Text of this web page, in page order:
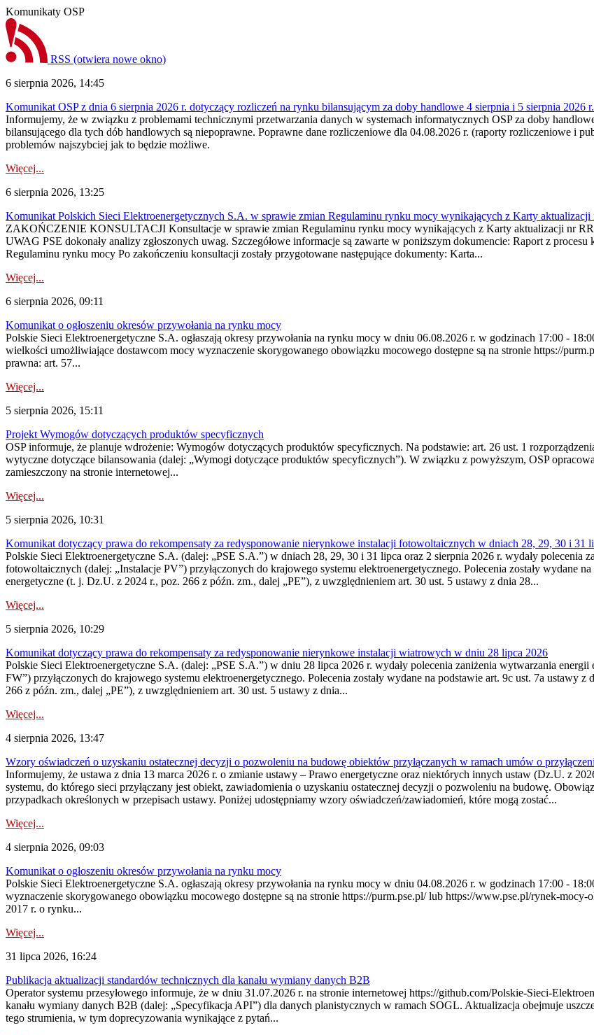
Komunikaty OSP
RSS (otwiera nowe okno)
6 sierpnia 2026, 14:45
Komunikat OSP z dnia 6 sierpnia 2026 r. dotyczący rozliczeń na rynku bilansującym za doby handlowe 4 sierpnia i 5 sierpnia 2026 r.
Informujemy, że w związku z problemami technicznymi przetwarzania danych w systemach informatycznych OSP za doby
bilansującego dla tych dób handlowych są niepoprawne. Poprawne dane rozliczeniowe dla 04.08.2026 r. (raporty rozliczeniowe i
problemów najszybciej jak to będzie możliwe.
Więcej...
6 sierpnia 2026, 13:25
Komunikat Polskich Sieci Elektroenergetycznych S.A. w sprawie zmian Regulaminu rynku mocy wynikających z Karty
ZAKOŃCZENIE KONSULTACJI Konsultacje w sprawie zmian Regulaminu rynku mocy wynikających z Karty aktualizacji nr
UWAG PSE dokonały analizy zgłoszonych uwag. Szczegółowe informacje są zawarte w poniższym dokumencie: Raport z
Regulaminu rynku mocy Po zakończeniu konsultacji zostały przygotowane następujące dokumenty: Karta...
Więcej...
6 sierpnia 2026, 09:11
Komunikat o ogłoszeniu okresów przywołania na rynku mocy
Polskie Sieci Elektroenergetyczne S.A. ogłaszają okresy przywołania na rynku mocy w dniu 06.08.2026 r. w godzinach 17:00 -
wielkości umożliwiające dostawcom mocy wyznaczenie skorygowanego obowiązku mocowego dostępne są na stronie https://
prawna: art. 57...
Więcej...
5 sierpnia 2026, 15:11
Projekt Wymogów dotyczących produktów specyficznych
OSP informuje, że planuje wdrożenie: Wymogów dotyczących produktów specyficznych. Na podstawie: art. 26 ust. 1
wytyczne dotyczące bilansowania (dalej: „Wymogi dotyczące produktów specyficznych”). W związku z powyższym, OSP
zamieszczony na stronie internetowej...
Więcej...
5 sierpnia 2026, 10:31
Komunikat dotyczący prawa do rekompensaty za redysponowanie nierynkowe instalacji fotowoltaicznych w dniach 28, 29, 30 i 31
Polskie Sieci Elektroenergetyczne S.A. (dalej: „PSE S.A.”) w dniach 28, 29, 30 i 31 lipca oraz 2 sierpnia 2026 r. wydały polecenia
fotowoltaicznych (dalej: „Instalacje PV”) przyłączonych do krajowego systemu elektroenergetycznego. Polecenia zostały wydane
energetyczne (t. j. Dz.U. z 2024 r., poz. 266 z późn. zm., dalej „PE”), z uwzględnieniem art. 30 ust. 5 ustawy z dnia 28...
Więcej...
5 sierpnia 2026, 10:29
Komunikat dotyczący prawa do rekompensaty za redysponowanie nierynkowe instalacji wiatrowych w dniu 28 lipca 2026
Polskie Sieci Elektroenergetyczne S.A. (dalej: „PSE S.A.”) w dniu 28 lipca 2026 r. wydały polecenia zaniżenia wytwarzania
FW”) przyłączonych do krajowego systemu elektroenergetycznego. Polecenia zostały wydane na podstawie art. 9c ust. 7a
266 z późn. zm., dalej „PE”), z uwzględnieniem art. 30 ust. 5 ustawy z dnia...
Więcej...
4 sierpnia 2026, 13:47
Wzory oświadczeń o uzyskaniu ostatecznej decyzji o pozwoleniu na budowę obiektów przyłączanych w ramach umów o
Informujemy, że ustawa z dnia 13 marca 2026 r. o zmianie ustawy – Prawo energetyczne oraz niektórych innych ustaw (Dz.U. z
systemu, do którego sieci przyłączany jest obiekt, zawiadomienia o uzyskaniu ostatecznej decyzji o pozwoleniu na budowę.
przypadkach określonych w przepisach ustawy. Poniżej udostępniamy wzory oświadczeń/zawiadomień, które mogą zostać...
Więcej...
4 sierpnia 2026, 09:03
Komunikat o ogłoszeniu okresów przywołania na rynku mocy
Polskie Sieci Elektroenergetyczne S.A. ogłaszają okresy przywołania na rynku mocy w dniu 04.08.2026 r. w godzinach 17:00 -
wyznaczenie skorygowanego obowiązku mocowego dostępne są na stronie https://purm.pse.pl/ lub https://www.pse.pl/rynek-
2017 r. o rynku...
Więcej...
31 lipca 2026, 16:24
Publikacja aktualizacji standardów technicznych dla kanału wymiany danych B2B
Operator systemu przesyłowego informuje, że w dniu 31.07.2026 r. na stronie internetowej https://github.com/Polskie-Sieci-
kanału wymiany danych B2B (dalej: „Specyfikacja API”) dla danych planistycznych w ramach SOGL. Aktualizacja obejmuje
tego strumienia, w tym doprecyzowania wynikające z pytań...